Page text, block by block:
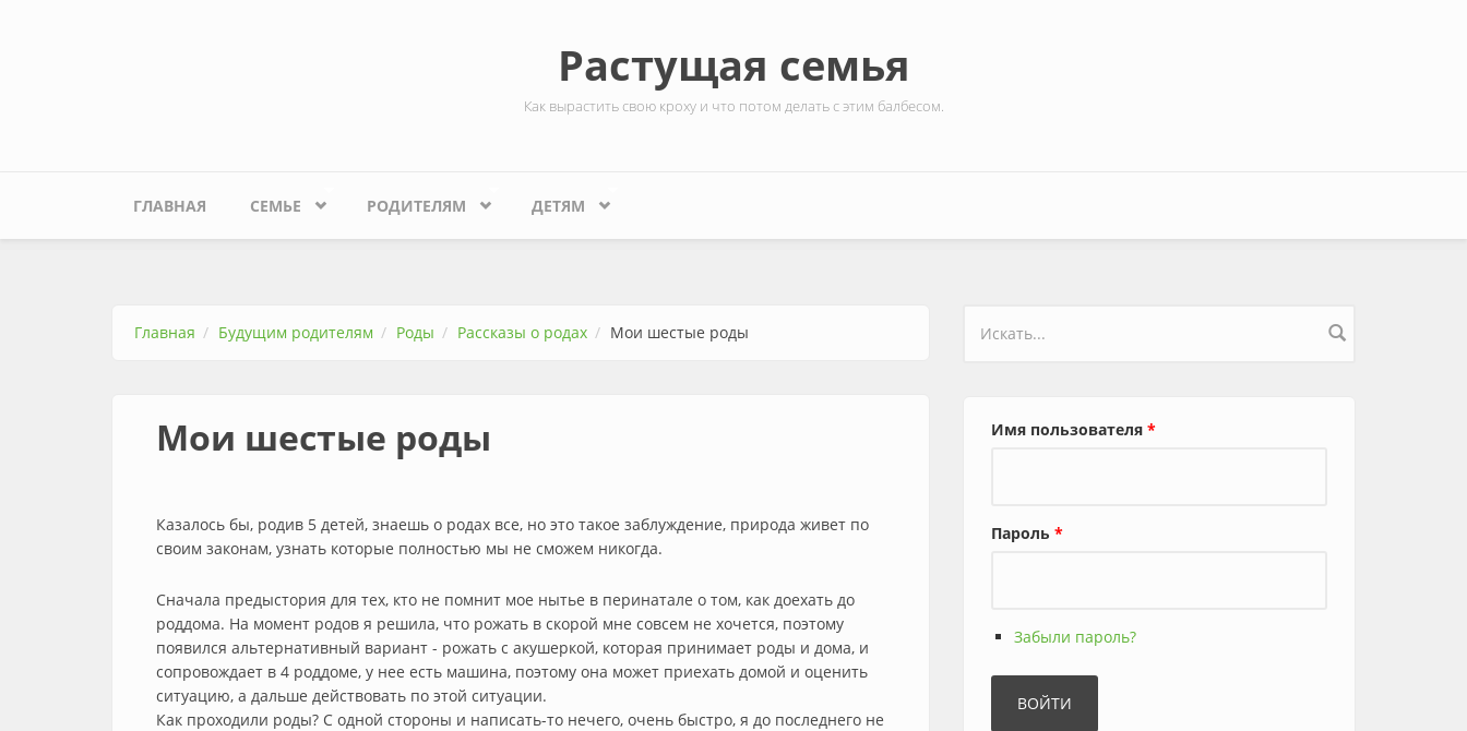
Растущая семья
Как вырастить свою кроху и что потом делать с этим балбесом.
ГЛАВНАЯ СЕМЬЕ РОДИТЕЛЯМ ДЕТЯМ
Главная Будущим родителям Роды Рассказы о родах Мои шестые роды
Мои шестые роды
Казалось бы, родив 5 детей, знаешь о родах все, но это такое заблуждение, природа живет по
своим законам, узнать которые полностью мы не сможем никогда.
Сначала предыстория для тех, кто не помнит мое нытье в перинатале о том, как доехать до
роддома. На момент родов я решила, что рожать в скорой мне совсем не хочется, поэтому
появился альтернативный вариант - рожать с акушеркой, которая принимает роды и дома, и
сопровождает в 4 роддоме, у нее есть машина, поэтому она может приехать домой и оценить
ситуацию, а дальше действовать по этой ситуации.
Как проходили роды? С одной стороны и написать-то нечего, очень быстро, я до последнего не
Форма поиска
Имя пользователя *
Пароль *
Забыли пароль?